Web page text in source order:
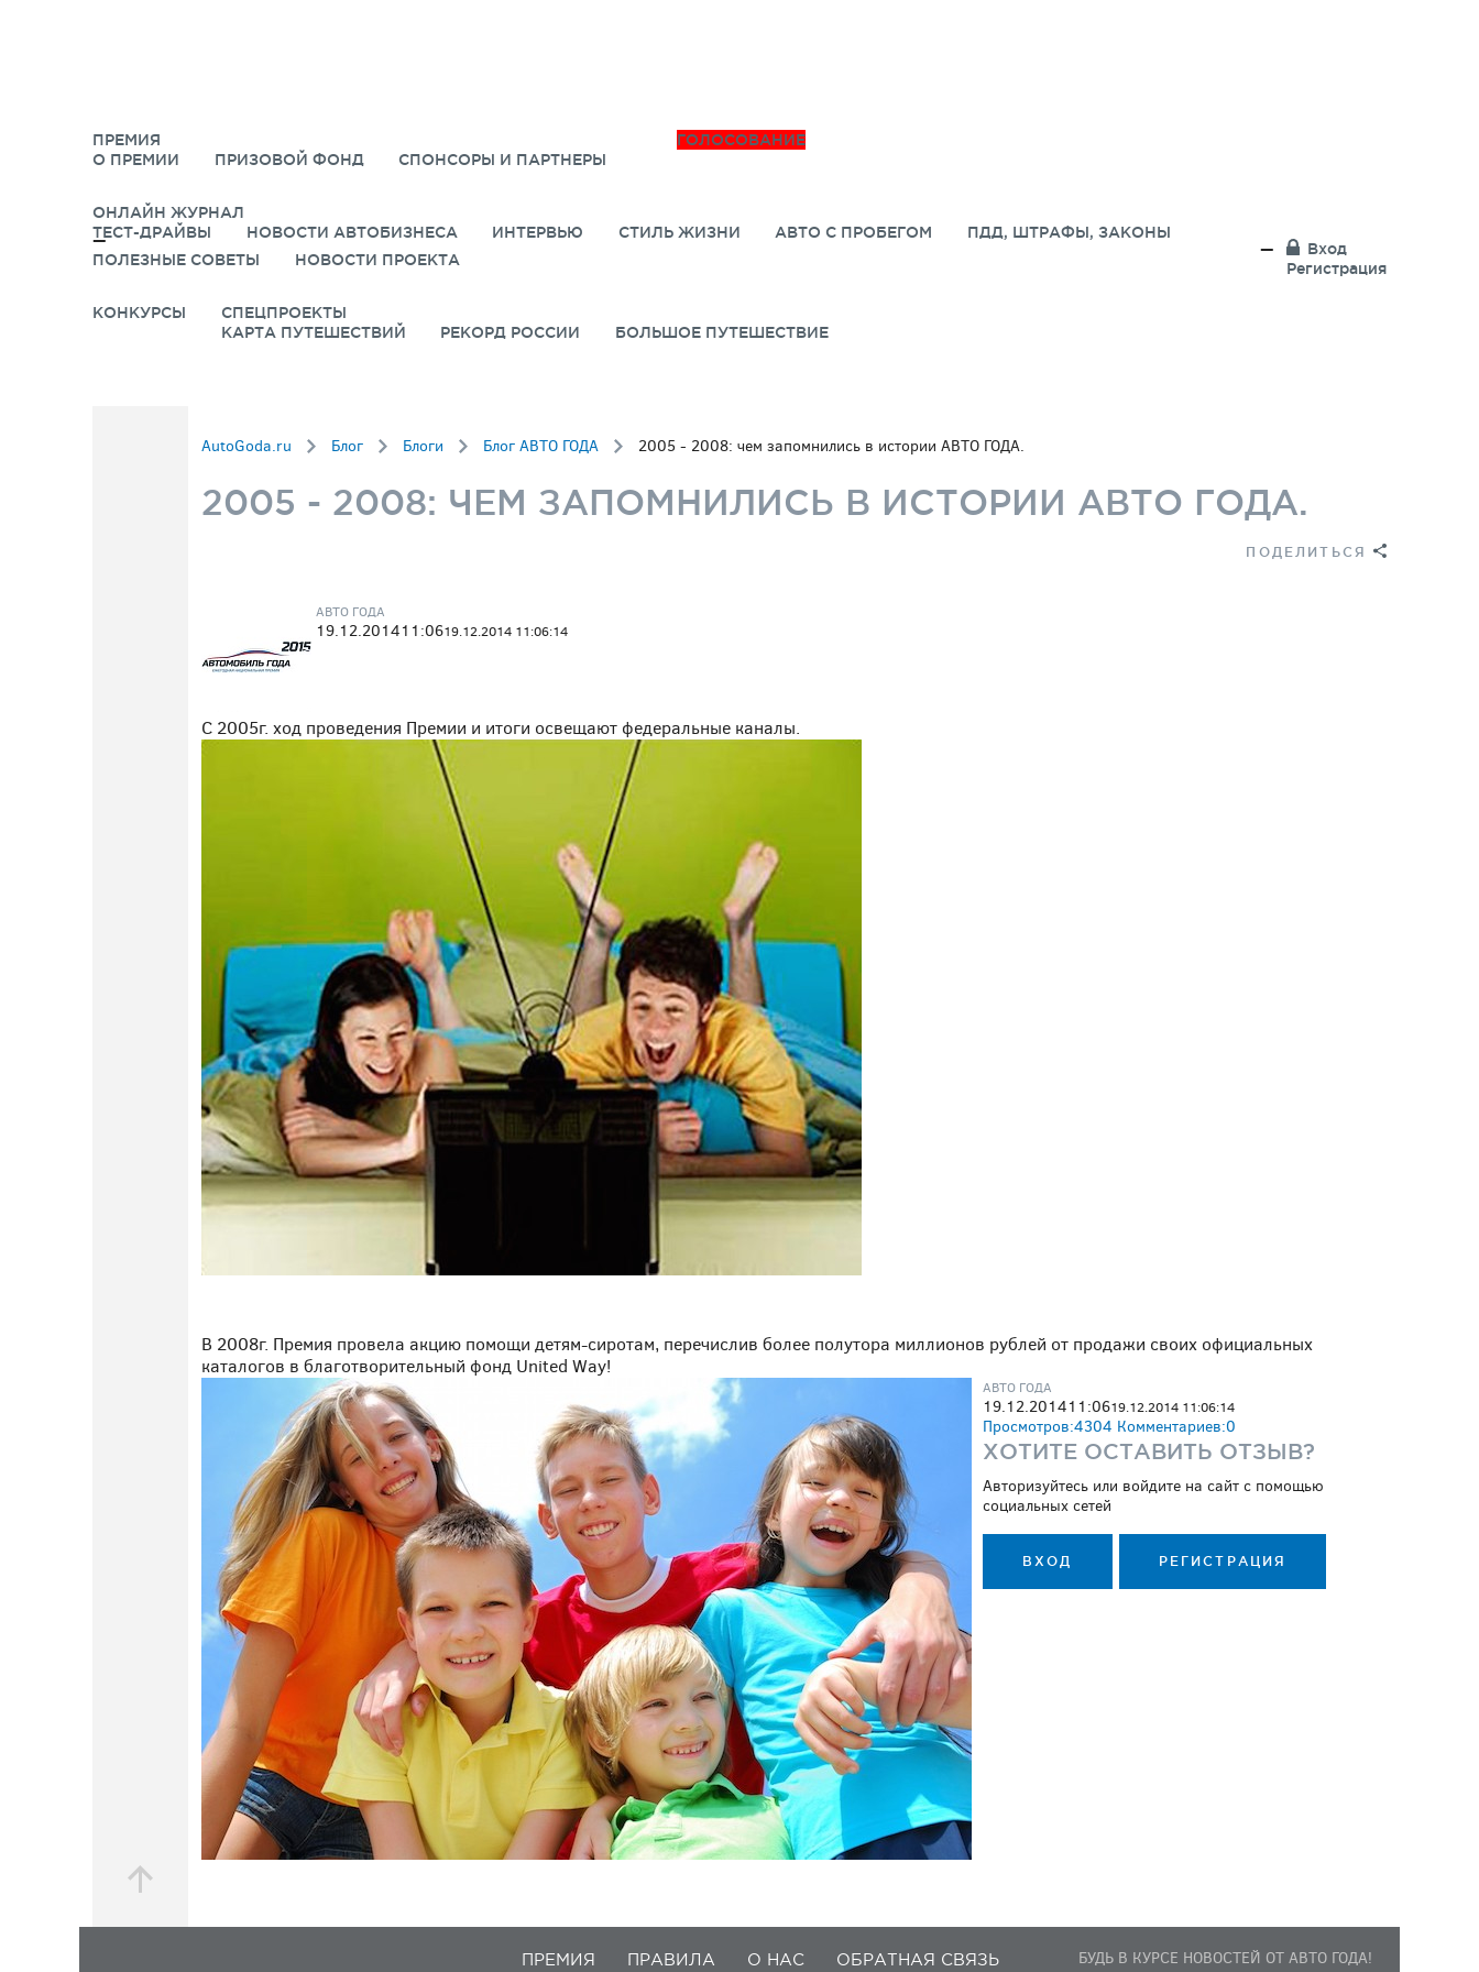
ПРЕМИЯ
О ПРЕМИИ
ПРИЗОВОЙ ФОНД СПОНСОРЫ И ПАРТНЕРЫ
ГОЛОСОВАНИЕ
ОНЛАЙН ЖУРНАЛ
ТЕСТ-ДРАЙВЫ
НОВОСТИ АВТОБИЗНЕСА ИНТЕРВЬЮ СТИЛЬ ЖИЗНИ АВТО С ПРОБЕГОМ
ПДД, ШТРАФЫ, ЗАКОНЫ
ПОЛЕЗНЫЕ СОВЕТЫ
НОВОСТИ ПРОЕКТА
КОНКУРСЫ
СПЕЦПРОЕКТЫ
КАРТА ПУТЕШЕСТВИЙ
РЕКОРД РОССИИ БОЛЬШОЕ ПУТЕШЕСТВИЕ
Вход
Регистрация
AutoGoda.ru Блог Блоги Блог АВТО ГОДА 2005 - 2008: чем запомнились в истории АВТО ГОДА.
2005 - 2008: ЧЕМ ЗАПОМНИЛИСЬ В ИСТОРИИ АВТО ГОДА.
ПОДЕЛИТЬСЯ
АВТО ГОДА
19.12.201411:0619.12.2014 11:06:14
С 2005г. ход проведения Премии и итоги освещают федеральные каналы.
В 2008г. Премия провела акцию помощи детям-сиротам, перечислив более полутора миллионов рублей от продажи своих официальных
каталогов в благотворительный фонд United Way!
АВТО ГОДА
19.12.201411:0619.12.2014 11:06:14
Просмотров:4304 Комментариев:0
ХОТИТЕ ОСТАВИТЬ ОТЗЫВ?
Авторизуйтесь или войдите на сайт с помощью
социальных сетей
ВХОД РЕГИСТРАЦИЯ
ПРЕМИЯ ПРАВИЛА О НАС ОБРАТНАЯ СВЯЗЬ БУДЬ В КУРСЕ НОВОСТЕЙ ОТ АВТО ГОДА!